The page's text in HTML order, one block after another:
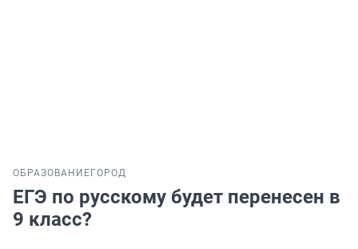
ОБРАЗОВАНИЕ ГОРОД
ЕГЭ по русскому будет перенесен в
9 класс?